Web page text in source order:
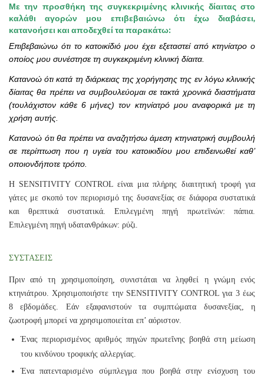
Με την προσθήκη της συγκεκριμένης κλινικής δίαιτας στο
καλάθι αγορών μου επιβεβαιώνω ότι έχω διαβάσει,
κατανοήσει και αποδεχθεί τα παρακάτω:
Επιβεβαιώνω ότι το κατοικίδιό μου έχει εξεταστεί από κτηνίατρο ο
οποίος μου συνέστησε τη συγκεκριμένη κλινική δίαιτα.
Κατανοώ ότι κατά τη διάρκειας της χορήγησης της εν λόγω κλινικής
δίαιτας θα πρέπει να συμβουλεύομαι σε τακτά χρονικά διαστήματα
(τουλάχιστον κάθε 6 μήνες) τον κτηνίατρό μου αναφορικά με τη
χρήση αυτής.
Κατανοώ ότι θα πρέπει να αναζητήσω άμεση κτηνιατρική συμβουλή
σε περίπτωση που η υγεία του κατοικιδίου μου επιδεινωθεί καθ’
οποιονδήποτε τρόπο.
Η SENSITIVITY CONTROL είναι μια πλήρης διαιτητική τροφή για
γάτες με σκοπό τον περιορισμό της δυσανεξίας σε διάφορα συστατικά
και θρεπτικά συστατικά. Επιλεγμένη πηγή πρωτεϊνών: πάπια.
Επιλεγμένη πηγή υδατανθράκων: ρύζι.
ΣΥΣΤΑΣΕΙΣ
Πριν από τη χρησιμοποίηση, συνιστάται να ληφθεί η γνώμη ενός
κτηνιάτρου. Χρησιμοποιήστε την SENSITIVITY CONTROL για 3 έως
8 εβδομάδες. Εάν εξαφανιστούν τα συμπτώματα δυσανεξίας, η
ζωοτροφή μπορεί να χρησιμοποιείται επ’ αόριστον.
Ένας περιορισμένος αριθμός πηγών πρωτεΐνης βοηθά στη μείωση
του κινδύνου τροφικής αλλεργίας.
Ένα πατενταρισμένο σύμπλεγμα που βοηθά στην ενίσχυση του